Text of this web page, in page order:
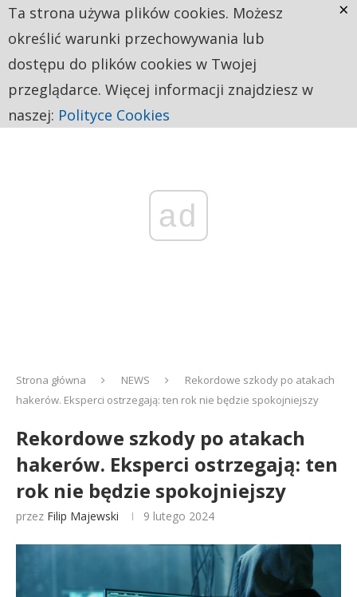
ad
Strona główna NEWS
Rekordowe szkody po atakach
hakerów. Eksperci ostrzegają: ten rok nie będzie spokojniejszy
Rekordowe szkody po atakach
hakerów. Eksperci ostrzegają: ten
rok nie będzie spokojniejszy
przez Filip Majewski 9 lutego 2024
Ta strona używa plików cookies. Możesz
określić warunki przechowywania lub
dostępu do plików cookies w Twojej
przeglądarce. Więcej informacji znajdziesz w
naszej: Polityce Cookies
×